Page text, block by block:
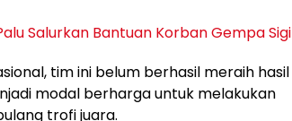
Salurkan Bantuan Korban Gempa Sigi
tim ini belum berhasil meraih hasil
modal berharga untuk melakukan
trofi juara.